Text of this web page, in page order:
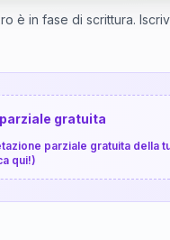
è in fase di scrittura.
gratuita
parziale gratuita della
qui!)